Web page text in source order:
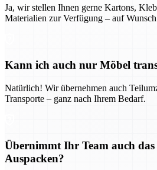
Ja, wir stellen Ihnen gerne Kartons,
Materialien zur Verfügung – auf
Kann ich auch nur Möbel
Natürlich! Wir übernehmen auch
Transporte – ganz nach Ihrem Bedarf.
Übernimmt Ihr Team auch
Auspacken?